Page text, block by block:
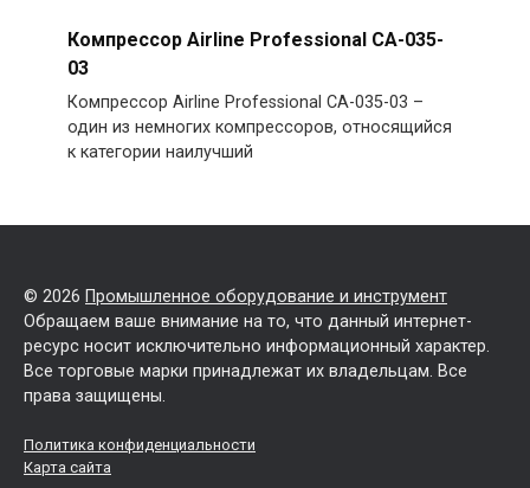
Компрессор Airline Professional CA-035-
03
Компрессор Airline Professional CA-035-03 –
один из немногих компрессоров, относящийся
к категории наилучший
© 2026 Промышленное оборудование и инструмент
Обращаем ваше внимание на то, что данный интернет-
ресурс носит исключительно информационный характер.
Все торговые марки принадлежат их владельцам. Все
права защищены.
Политика конфиденциальности
Карта сайта